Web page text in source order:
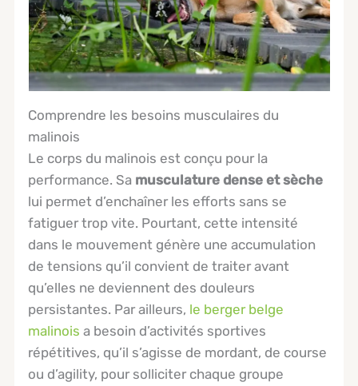
Comprendre les besoins musculaires du
malinois
Le corps du malinois est conçu pour la
performance. Sa musculature dense et sèche
lui permet d’enchaîner les efforts sans se
fatiguer trop vite. Pourtant, cette intensité
dans le mouvement génère une accumulation
de tensions qu’il convient de traiter avant
qu’elles ne deviennent des douleurs
persistantes. Par ailleurs, le berger belge
malinois a besoin d’activités sportives
répétitives, qu’il s’agisse de mordant, de course
ou d’agility, pour solliciter chaque groupe